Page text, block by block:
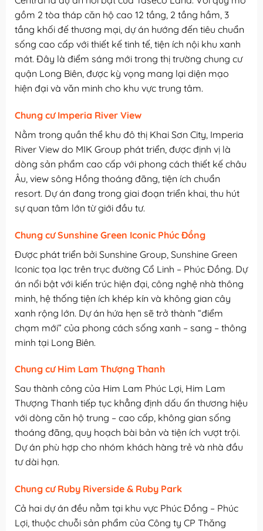
gồm 2 tòa tháp căn hộ cao 12 tầng, 2 tầng hầm, 3
tầng khối đế thương mại, dự án hướng đến tiêu chuẩn
sống cao cấp với thiết kế tinh tế, tiện ích nội khu xanh
mát. Đây là điểm sáng mới trong thị trường chung cư
quận Long Biên, được kỳ vọng mang lại diện mạo
hiện đại và văn minh cho khu vực trung tâm.
Chung cư Imperia River View
Nằm trong quần thể khu đô thị Khai Sơn City, Imperia
River View do MIK Group phát triển, được định vị là
dòng sản phẩm cao cấp với phong cách thiết kế châu
Âu, view sông Hồng thoáng đãng, tiện ích chuẩn
resort. Dự án đang trong giai đoạn triển khai, thu hút
sự quan tâm lớn từ giới đầu tư.
Chung cư Sunshine Green Iconic Phúc Đồng
Được phát triển bởi Sunshine Group, Sunshine Green
Iconic tọa lạc trên trục đường Cổ Linh – Phúc Đồng. Dự
án nổi bật với kiến trúc hiện đại, công nghệ nhà thông
minh, hệ thống tiện ích khép kín và không gian cây
xanh rộng lớn. Dự án hứa hẹn sẽ trở thành “điểm
chạm mới” của phong cách sống xanh – sang – thông
minh tại Long Biên.
Chung cư Him Lam Thượng Thanh
Sau thành công của Him Lam Phúc Lợi, Him Lam
Thượng Thanh tiếp tục khẳng định dấu ấn thương hiệu
với dòng căn hộ trung – cao cấp, không gian sống
thoáng đãng, quy hoạch bài bản và tiện ích vượt trội.
Dự án phù hợp cho nhóm khách hàng trẻ và nhà đầu
tư dài hạn.
Chung cư Ruby Riverside & Ruby Park
Cả hai dự án đều nằm tại khu vực Phúc Đồng – Phúc
Lợi, thuộc chuỗi sản phẩm của Công ty CP Thăng